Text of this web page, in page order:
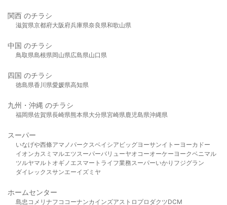
関西 のチラシ
滋賀県京都府大阪府兵庫県奈良県和歌山県
中国 のチラシ
鳥取県島根県岡山県広島県山口県
四国 のチラシ
徳島県香川県愛媛県高知県
九州・沖縄 のチラシ
福岡県佐賀県長崎県熊本県大分県宮崎県鹿児島県沖縄県
スーパー
いなげや西條アマノパークスベイシア ビッグヨーサンイトーヨーカドー
イオンカスミ マルエツスーパーバリューヤオコーオーケー ヨークベニマル
ツルヤマルト オギノ エスマート ライフ業務スーパーいかり フジグラン
ダイレックスサンエーイズミヤ
ホームセンター
島忠 コメリ ナフコ コーナンカインズアストロプロダクツDCM